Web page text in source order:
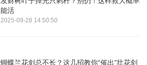
能活
2025-09-28 14:50:50
蝴蝶兰花剑总不长？这几招教你“催出”壮花剑